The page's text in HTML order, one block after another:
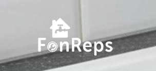
contenido